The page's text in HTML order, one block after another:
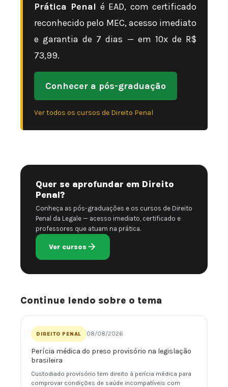
Prática Penal é EAD, com certificado
reconhecido pelo MEC, acesso imediato
e garantia de 7 dias — em 10x de R$
73,99.
Conhecer a pós-graduação
Ver todos os cursos de Direito Penal
Quer se aprofundar em Direito
Penal?
Conheça as pós-graduações e os cursos de Direito
Penal da Legale — acesso imediato, certificado e
professores que atuam na prática.
Ver cursos
Continue lendo sobre o tema
DIREITO PENAL 08/08/2026
Perícia médica do preso provisório na legislação
brasileira
Custodiado provisório tem direito à perícia médica para
comprovar condições de saúde incompatíveis com